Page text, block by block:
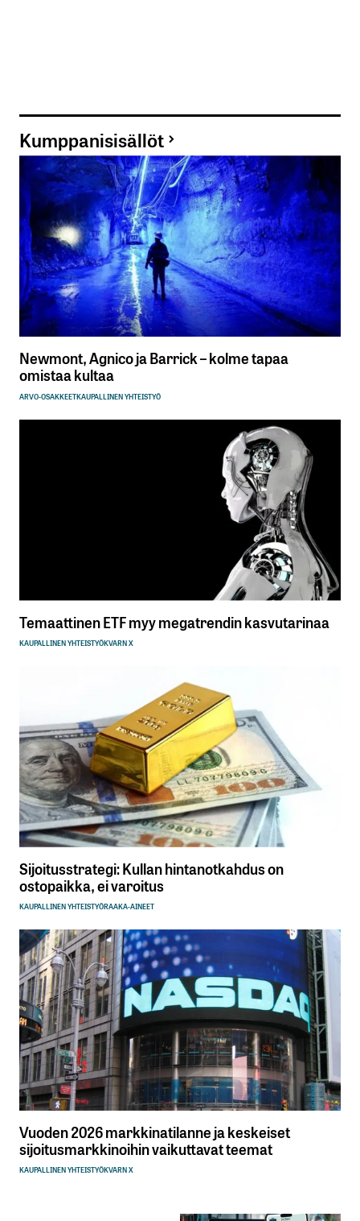
Kumppanisisällöt
Newmont, Agnico ja Barrick – kolme tapaa
omistaa kultaa
ARVO-OSAKKEETKAUPALLINEN YHTEISTYÖ
Temaattinen ETF myy megatrendin kasvutarinaa
KAUPALLINEN YHTEISTYÖKVARN X
Sijoitusstrategi: Kullan hintanotkahdus on
ostopaikka, ei varoitus
KAUPALLINEN YHTEISTYÖRAAKA-AINEET
Vuoden 2026 markkinatilanne ja keskeiset
sijoitusmarkkinoihin vaikuttavat teemat
KAUPALLINEN YHTEISTYÖKVARN X